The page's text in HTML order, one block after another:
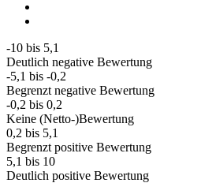
-10 bis 5,1
Deutlich negative Bewertung
-5,1 bis -0,2
Begrenzt negative Bewertung
-0,2 bis 0,2
Keine (Netto-)Bewertung
0,2 bis 5,1
Begrenzt positive Bewertung
5,1 bis 10
Deutlich positive Bewertung